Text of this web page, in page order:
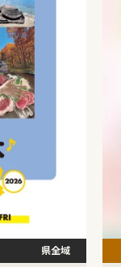
県全域